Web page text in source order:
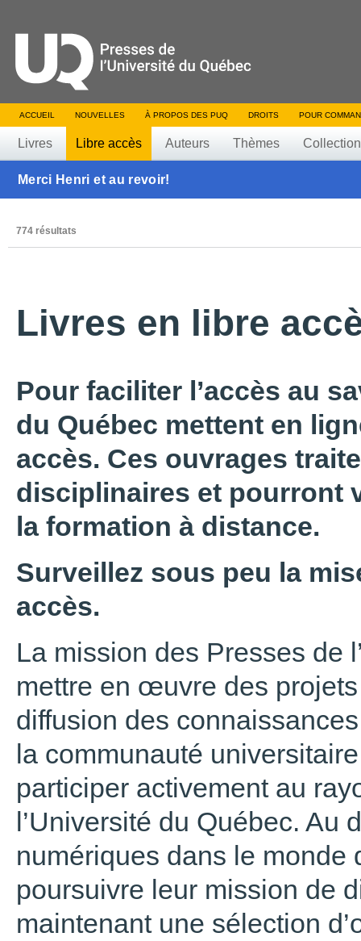
ACCUEIL NOUVELLES À PROPOS DES PUQ DROITS POUR
Livres Libre accès Auteurs Thèmes
Merci Henri et au revoir!
774 résultats
Livres en libre
Pour faciliter l’accès au
du Québec mettent en
accès. Ces ouvrages
disciplinaires et pourront
la formation à distance.
Surveillez sous peu la
accès.
La mission des Presses de
mettre en œuvre des
diffusion des
la communauté
participer activement au
l’Université du Québec. Au
numériques dans le monde
poursuivre leur mission de
maintenant une sélection